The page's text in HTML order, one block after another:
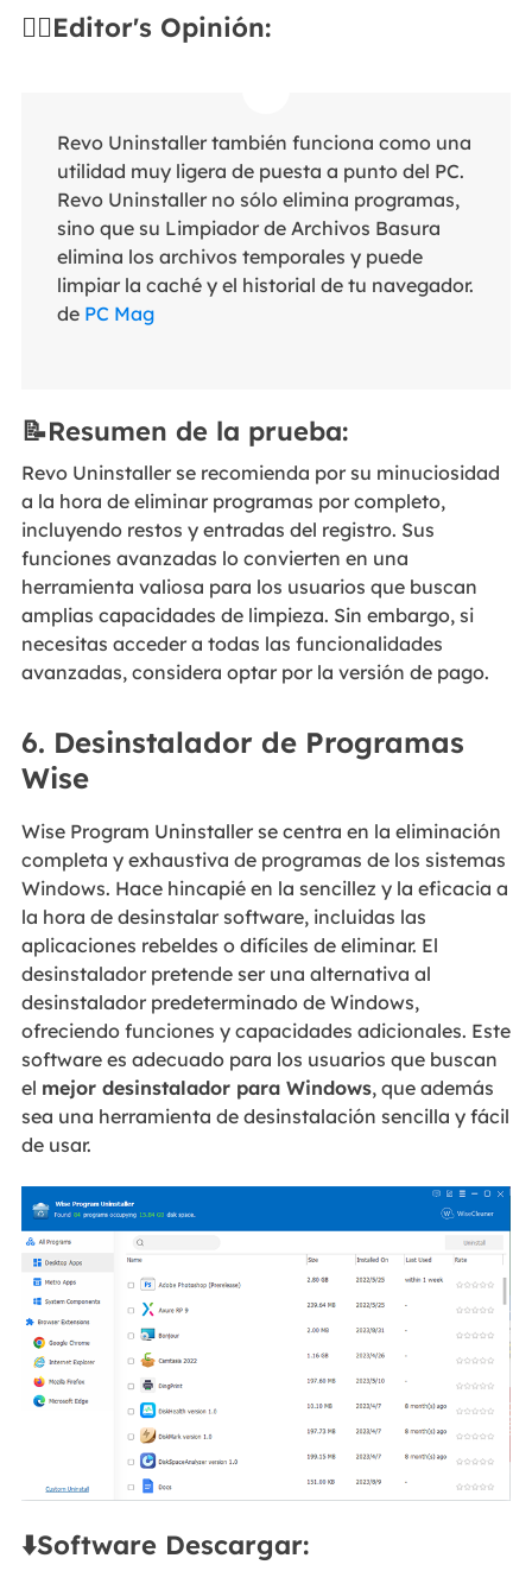
✍🏻Editor's Opinión:
Revo Uninstaller también funciona como una
utilidad muy ligera de puesta a punto del PC.
Revo Uninstaller no sólo elimina programas,
sino que su Limpiador de Archivos Basura
elimina los archivos temporales y puede
limpiar la caché y el historial de tu navegador.
de PC Mag
📝Resumen de la prueba:
Revo Uninstaller se recomienda por su minuciosidad
a la hora de eliminar programas por completo,
incluyendo restos y entradas del registro. Sus
funciones avanzadas lo convierten en una
herramienta valiosa para los usuarios que buscan
amplias capacidades de limpieza. Sin embargo, si
necesitas acceder a todas las funcionalidades
avanzadas, considera optar por la versión de pago.
6. Desinstalador de Programas
Wise
Wise Program Uninstaller se centra en la eliminación
completa y exhaustiva de programas de los sistemas
Windows. Hace hincapié en la sencillez y la eficacia a
la hora de desinstalar software, incluidas las
aplicaciones rebeldes o difíciles de eliminar. El
desinstalador pretende ser una alternativa al
desinstalador predeterminado de Windows,
ofreciendo funciones y capacidades adicionales. Este
software es adecuado para los usuarios que buscan
el mejor desinstalador para Windows, que además
sea una herramienta de desinstalación sencilla y fácil
de usar.
⬇️Software Descargar: